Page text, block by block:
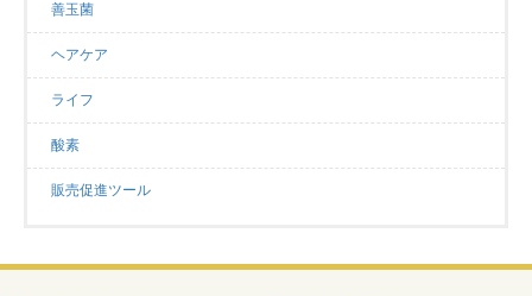
善玉菌
ヘアケア
ライフ
酸素
販売促進ツール